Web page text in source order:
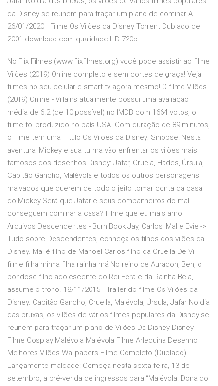
da Disney se reunem para traçar um plano de dominar A
26/01/2020 · Filme Os Vilões da Disney Torrent Dublado de
2001 download com qualidade HD 720p.
No Flix Filmes (www.flixfilmes.org) você pode assistir ao filme
Vilões (2019) Online completo e sem cortes de graça! Veja
filmes no seu celular e smart tv agora mesmo! O filme Vilões
(2019) Online - Villains atualmente possui uma avaliação
média de 6.2 (de 10 possível) no IMDB com 1664 votos, o
filme foi produzido no país USA. Com duração de 89 minutos,
o filme tem uma Titulo Os Vilões da Disney; Sinopse: Nesta
aventura, Mickey e sua turma vão enfrentar os vilões mais
famosos dos desenhos Disney: Jafar, Cruela, Hades, Úrsula,
Capitão Gancho, Malévola e todos os outros personagens
malvados que querem de todo o jeito tomar conta da casa
do Mickey.Será que Jafar e seus companheiros do mal
conseguem dominar a casa? Filme que eu mais amo
Arquivos Descendentes - Burn Book Jay, Carlos, Mal e Evie ->
Tudo sobre Descendentes, conheça os filhos dos vilões da
Disney. Mal é filho de Manoel Carlos filho da Cruella De Vil
filme filha minha filha rainha má No reino de Auradon, Ben, o
bondoso filho adolescente do Rei Fera e da Rainha Bela,
assume o trono. 18/11/2015 · Trailer do filme Os Vilões da
Disney. Capitão Gancho, Cruella, Malévola, Úrsula, Jafar No dia
das bruxas, os vilões de vários filmes populares da Disney se
reunem para traçar um plano de Vilões Da Disney Disney
Filme Cosplay Malévola Malévola Filme Arlequina Desenho
Melhores Vilões Wallpapers Filme Completo (Dublado)
Lançamento maldade: Começa nesta sexta-feira, 13 de
setembro, a pré-venda de ingressos para “Malévola: Dona do